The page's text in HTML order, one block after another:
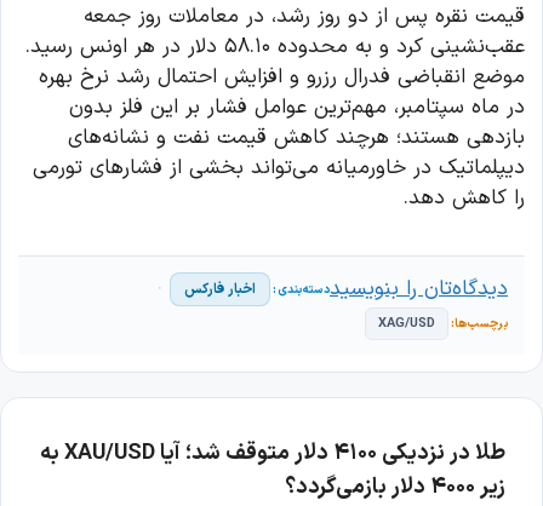
قیمت نقره پس از دو روز رشد، در معاملات روز جمعه
عقب‌نشینی کرد و به محدوده ۵۸.۱۰ دلار در هر اونس رسید.
موضع انقباضی فدرال رزرو و افزایش احتمال رشد نرخ بهره
در ماه سپتامبر، مهم‌ترین عوامل فشار بر این فلز بدون
بازدهی هستند؛ هرچند کاهش قیمت نفت و نشانه‌های
دیپلماتیک در خاورمیانه می‌تواند بخشی از فشارهای تورمی
را کاهش دهد.
اخبار فارکس
XAG/USD
دیدگاه‌تان را بنویسید
طلا در نزدیکی ۴۱۰۰ دلار متوقف شد؛ آیا XAU/USD به
زیر ۴۰۰۰ دلار بازمی‌گردد؟